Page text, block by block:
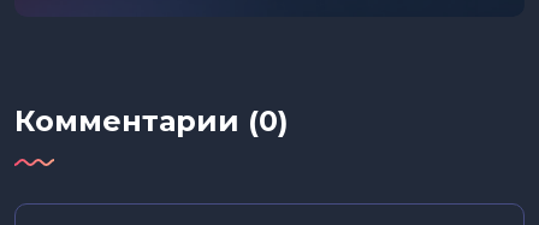
Комментарии (0)